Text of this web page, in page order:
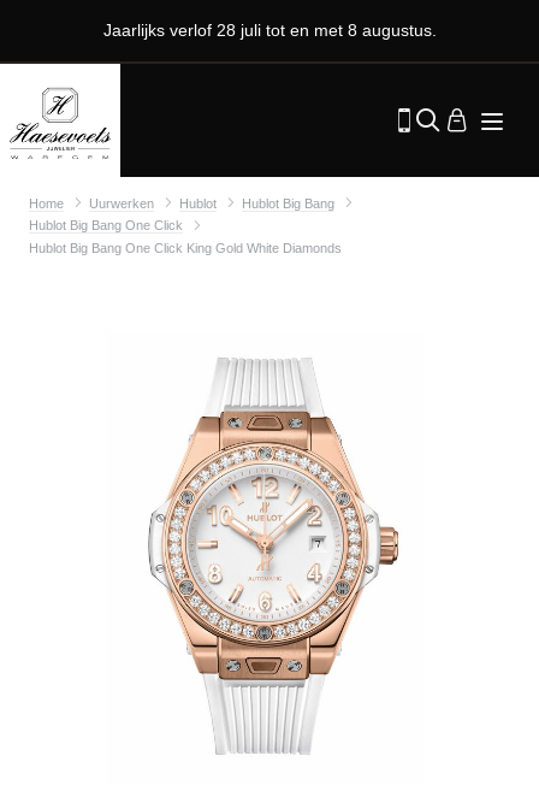
Jaarlijks verlof 28 juli tot en met 8 augustus.
Home Uurwerken Hublot
Hublot Big Bang
Hublot Big Bang One Click
Hublot Big Bang One Click King Gold White Diamonds